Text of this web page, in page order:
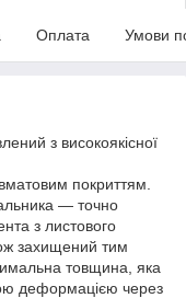
Оплата Умови
з високоякісної
покриттям.
— точно
з листового
захищений тим
товщина, яка
деформацією через